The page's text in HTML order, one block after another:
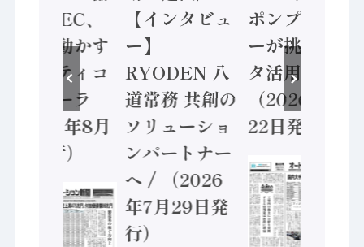
業 / IDEC、
安全に動かす
セーフティコ
ントローラ
（2026年8月
5日発行）
【インタビュ
ー】
RYODEN 八
道常務 共創の
ソリューショ
ンパートナー
へ / （2026
年7月29日発
行）
ポンプメーカ
ーが挑むデー
タ活用 など
（2026年7月
22日発行）